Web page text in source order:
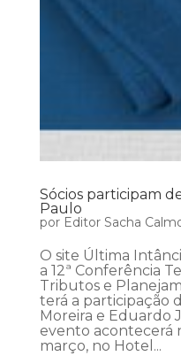
Sócios participam
Paulo
por Editor Sacha
O site Última
a 12ª Conferência
Tributos e
terá a participação
Moreira e Eduardo
evento acontecerá
março, no Hotel...